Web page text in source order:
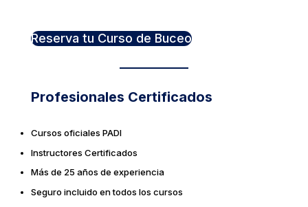
Reserva tu Curso de Buceo
Profesionales Certificados
Cursos oficiales PADI
Instructores Certificados
Más de 25 años de experiencia
Seguro incluido en todos los cursos